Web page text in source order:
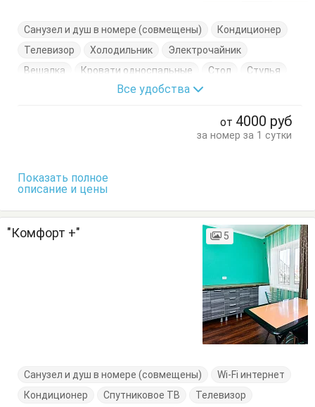
Санузел и душ в номере (совмещены)
Кондиционер
Телевизор
Холодильник
Электрочайник
Вешалка
Кровати односпальные Стол
Стулья
Все удобства
от 4000 руб
за номер за 1 сутки
Показать полное
описание и цены
"Комфорт +" 5
Санузел и душ в номере (совмещены)
Wi-Fi интернет
Кондиционер
Спутниковое ТВ
Телевизор